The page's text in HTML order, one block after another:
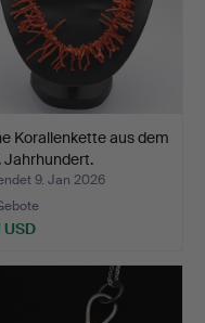
Korallenkette aus dem
Jahrhundert.
9. Jan 2026
USD